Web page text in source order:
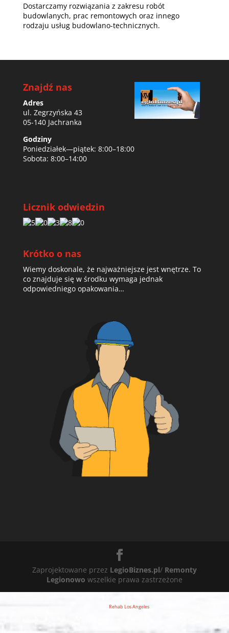
Dostarczamy rozwiązania z zakresu robót
budowlanych, prac remontowych oraz innego
rodzaju usług budowlano-technicznych.
Znajdź nas
Adres
ul. Zegrzyńska 43
05-140 Jachranka
Godziny
Poniedziałek—piątek: 8:00–18:00
Sobota: 8:00–14:00
Licznik odwiedzin
Krótko o nas
Wiemy doskonale, że najważniejsze jest wnętrze. To
co znajduje się w środku wymaga jednak
odpowiedniego opakowania…
Zaprojektowane przez LegioBiznes.pl/ Remonty
Legionowo wszelkie prawa zastrzeżone
Rehab Los Angeles